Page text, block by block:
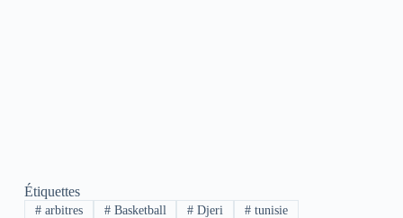
Étiquettes
#arbitres #Basketball # Djeri # tunisie